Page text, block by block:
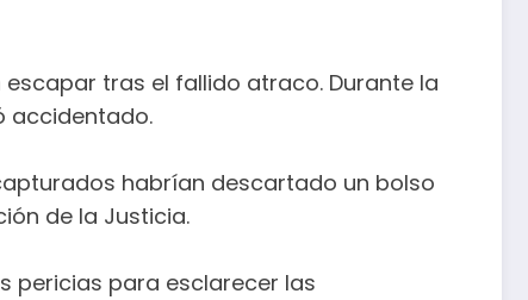
tras el fallido atraco. Durante la
accidentado.
habrían descartado un bolso
de la Justicia.
pericias para esclarecer las